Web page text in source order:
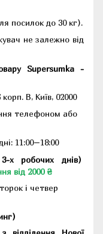
посилок до 30 кг).
не залежно від
Supersumka -
В, Київ, 02000
телефоном або
11:00–18:00
робочих днів)
від 2000 ₴
і четвер